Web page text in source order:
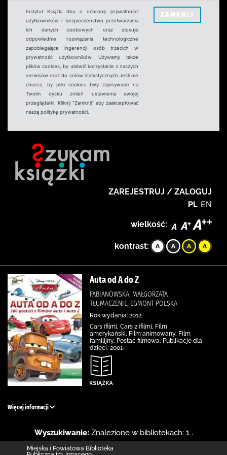
Instytut Książki dba o ochronę prywatności
użytkowników i bezpieczeństwo przetwarzania
ich danych osobowych oraz stosuje
odpowiednie rozwiązania technologiczne
zapobiegające ingerencji osób trzecich w
prywatność użytkowników. Używamy także
plików cookies, by ułatwić korzystanie z naszych
serwisów oraz do celów statystycznych.Jeśli nie
chcesz, by pliki cookies były zapisywane na
Twoim dysku zmień ustawienia swojej
przeglądarki. Kliknij "Zamknij" aby zaakceptować
naszą politykę prywatności.
ZAMKNIJ
ZAREJESTRUJ / ZALOGUJ
PL EN
wielkość:
kontrast:
Auta od A do Z
FABIANOWSKA, MAŁGORZATA
TŁUMACZENIE, EGMONT POLSKA
Rok wydania: 2012.
Cars (film), Cars 2 (film), Film
amerykański, Film animowany, Film
familijny, Postać filmowa, Publikacje dla
dzieci, 2001-
Więcej informacji
Wyszukiwanie: Znalezione w bibliotekach: 1 .
Miejska i Powiatowa Biblioteka